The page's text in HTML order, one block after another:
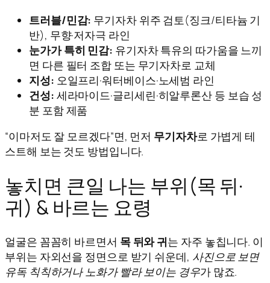
트러블/민감: 무기자차 위주 검토(징크/티타늄 기
반), 무향·저자극 라인
눈가가 특히 민감: 유기자차 특유의 따가움을 느끼
면 다른 필터 조합 또는 무기자차로 교체
지성: 오일프리·워터베이스·노세범 라인
건성: 세라마이드·글리세린·히알루론산 등 보습 성
분 포함 제품
“이마저도 잘 모르겠다”면, 먼저 무기자차로 가볍게 테
스트해 보는 것도 방법입니다.
놓치면 큰일 나는 부위(목 뒤·
귀) & 바르는 요령
얼굴은 꼼꼼히 바르면서 목 뒤와 귀는 자주 놓칩니다. 이
부위는 자외선을 정면으로 받기 쉬운데, 사진으로 보면
유독 칙칙하거나 노화가 빨라 보이는 경우가 많죠.